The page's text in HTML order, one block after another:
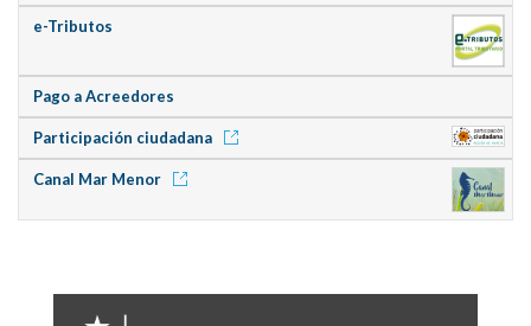
e-Tributos
Pago a Acreedores
Participación ciudadana
Canal Mar Menor